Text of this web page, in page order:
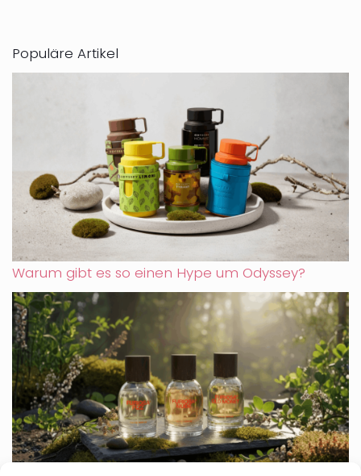
Populäre Artikel
Warum gibt es so einen Hype um Odyssey?